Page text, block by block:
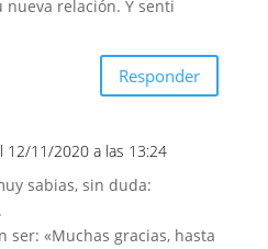
nueva relación. Y senti
Responder
12/11/2020 a las 13:24
sabias, sin duda:
ser: «Muchas gracias, hasta